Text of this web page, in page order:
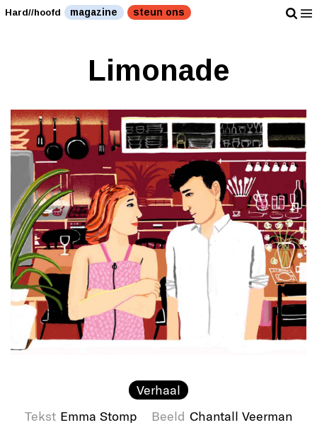
Hard//hoofd magazine steun ons
Limonade
Verhaal
Tekst Emma Stomp Beeld Chantall Veerman